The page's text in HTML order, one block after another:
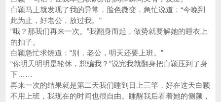
白颖马上就发现了我的异常，脸色微变，急忙说道：“今晚到
此为止，好老公，放过我。”
“哦？那我们再来一次。”我翻身而起，做势就要解她的睡衣上
的扣子。
白颖急忙求饶道：“别，老公，明天还要上班。”
“你明天明明是轮休，想骗我？”说完我就翻身把白颖压到了身
下……
再来一次的结果就是第二天我们睡到日上三竿，好在这天白颖
不用上班，我现在的时间也很自由。睡醒我后看着她的侧颜，